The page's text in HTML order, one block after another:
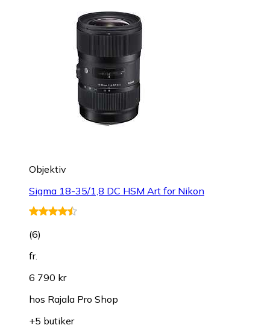
Objektiv
Sigma 18-35/1,8 DC HSM Art for Nikon
(6)
fr.
6 790 kr
hos Rajala Pro Shop
+5 butiker